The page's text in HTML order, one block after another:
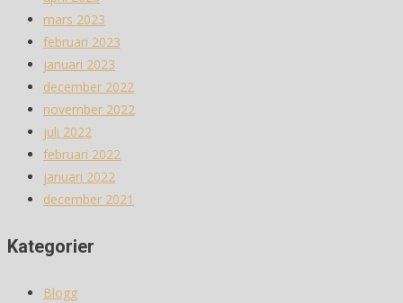
mars 2023
februari 2023
januari 2023
december 2022
november 2022
juli 2022
februari 2022
januari 2022
december 2021
Kategorier
Blogg